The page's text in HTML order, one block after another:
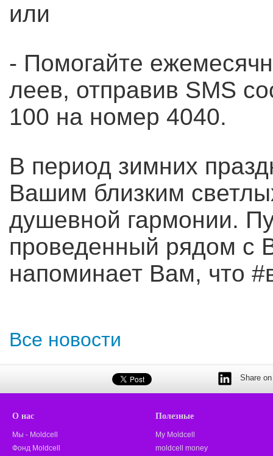
или
- Помогайте
леев, отправив SMS
100 на номер 4040.
В период зимних
Вашим близким
душевной гармонии.
проведенный рядом с
напоминает Вам, что
Все новости
Share
О нас
Мы - Moldcell
Фонд Moldcell
Полезные
My Moldcell
moldcell money